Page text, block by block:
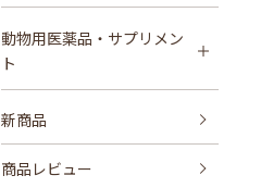
動物用医薬品・サプリメン
ト
新商品
商品レビュー